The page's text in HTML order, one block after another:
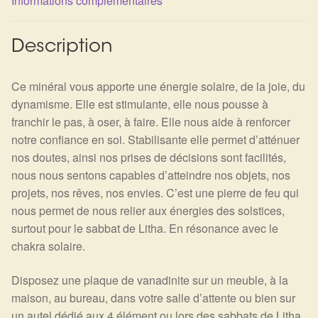
Description
Ce minéral vous apporte une énergie solaire, de la joie, du
dynamisme. Elle est stimulante, elle nous pousse à
franchir le pas, à oser, à faire. Elle nous aide à renforcer
notre confiance en soi. Stabilisante elle permet d’atténuer
nos doutes, ainsi nos prises de décisions sont facilités,
nous nous sentons capables d’atteindre nos objets, nos
projets, nos rêves, nos envies. C’est une pierre de feu qui
nous permet de nous relier aux énergies des solstices,
surtout pour le sabbat de Litha. En résonance avec le
chakra solaire.
Disposez une plaque de vanadinite sur un meuble, à la
maison, au bureau, dans votre salle d’attente ou bien sur